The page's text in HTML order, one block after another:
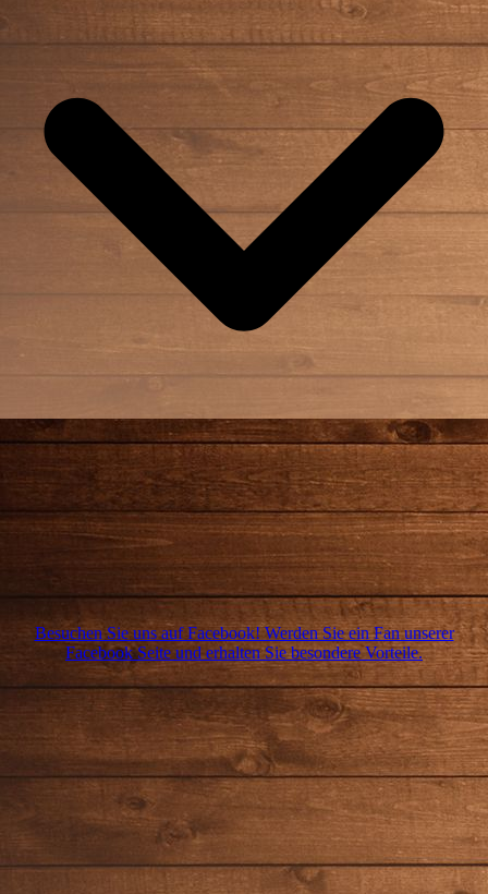
Besuchen Sie uns auf Facebook! Werden Sie ein Fan unserer
Facebook Seite und erhalten Sie besondere Vorteile.